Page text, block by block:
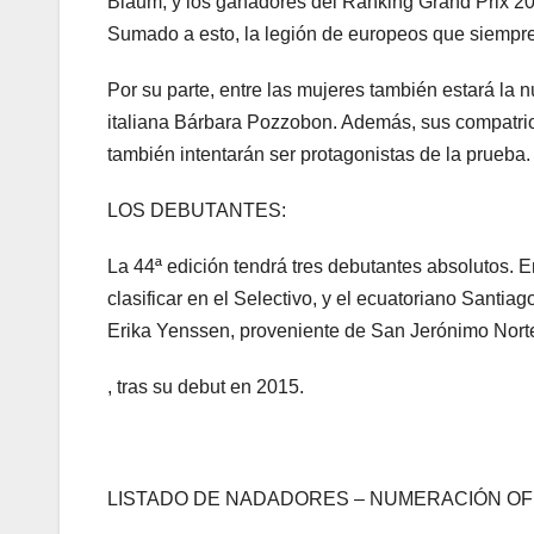
Sumado a esto, la legión de europeos que
Por su parte, entre las mujeres también estará la
italiana Bárbara Pozzobon. Además, sus
también intentarán ser protagonistas de la prueba.
LOS DEBUTANTES:
La 44ª edición tendrá tres debutantes absolutos.
clasificar en el Selectivo, y el ecuatoriano
Erika Yenssen, proveniente de San Jerónimo
, tras su debut en 2015.
LISTADO DE NADADORES – NUMERACIÓN